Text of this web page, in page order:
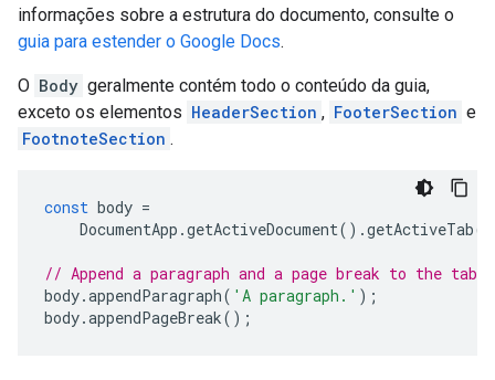
informações sobre a estrutura do documento, consulte o
guia para estender o Google Docs.
O Body geralmente contém todo o conteúdo da guia,
exceto os elementos HeaderSection , FooterSection e
FootnoteSection .
const body =
DocumentApp .getActiveDocument().getActiveTab
// Append a paragraph and a page break to the
body.appendParagraph( 'A paragraph.' );
body.appendPageBreak();